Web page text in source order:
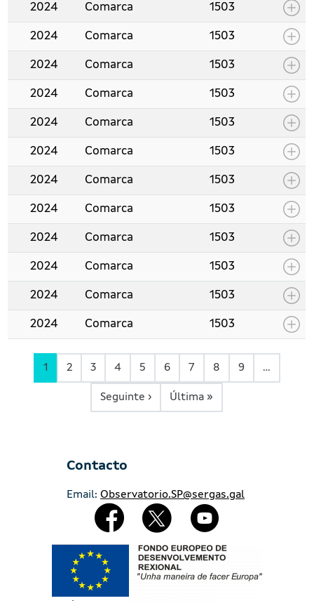
2024 Comarca 1503
2024 Comarca 1503
2024 Comarca 1503
2024 Comarca 1503
2024 Comarca 1503
2024 Comarca 1503
2024 Comarca 1503
2024 Comarca 1503
2024 Comarca 1503
2024 Comarca 1503
2024 Comarca 1503
2024 Comarca 1503
1 2 3 4 5 6 7 8 9 …
Seguinte ›Páxina Seguinte
Última »Última páxina
Contacto
Email: Observatorio.SP@sergas.gal
Redes Sociales